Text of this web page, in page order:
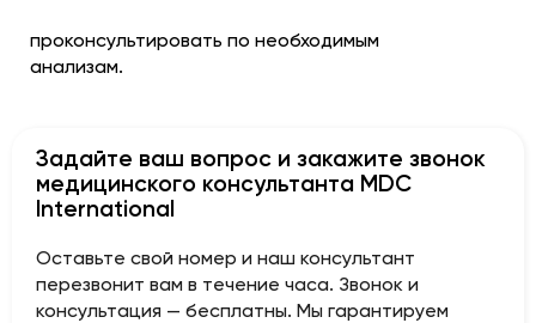
проконсультировать по необходимым
анализам.
Задайте ваш вопрос и закажите звонок
медицинского консультанта MDC
International
Оставьте свой номер и наш консультант
перезвонит вам в течение часа. Звонок и
консультация — бесплатны. Мы гарантируем